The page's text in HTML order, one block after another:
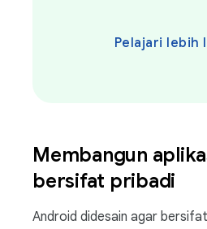
Pelajari lebih
Membangun
bersifat pribadi
Android didesain agar